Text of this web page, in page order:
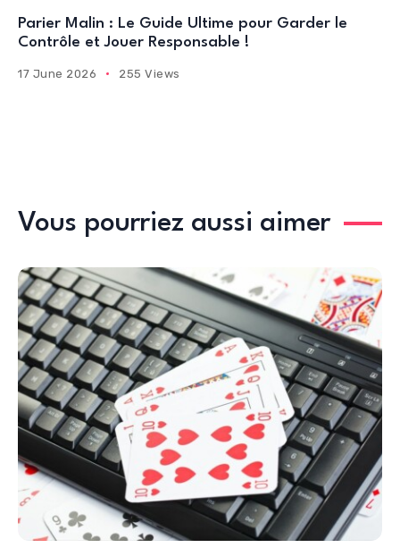
Parier Malin : Le Guide Ultime pour Garder le
Contrôle et Jouer Responsable !
17 June 2026 255 Views
Vous pourriez aussi aimer